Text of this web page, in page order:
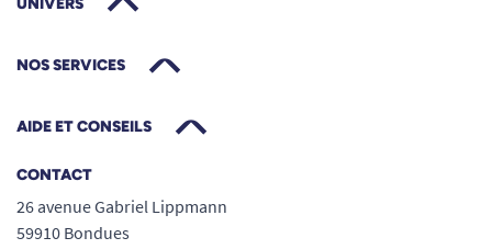
NOS SERVICES
AIDE ET CONSEILS
CONTACT
26 avenue Gabriel Lippmann
59910 Bondues